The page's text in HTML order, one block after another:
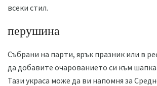
всеки стил.
перушина
Събрани на парти, ярък празник или в
да добавите очарованието си към
Тази украса може да ви напомня за